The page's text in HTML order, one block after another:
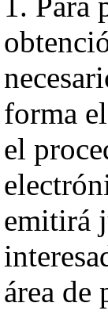
forma
el
emitirá
área de